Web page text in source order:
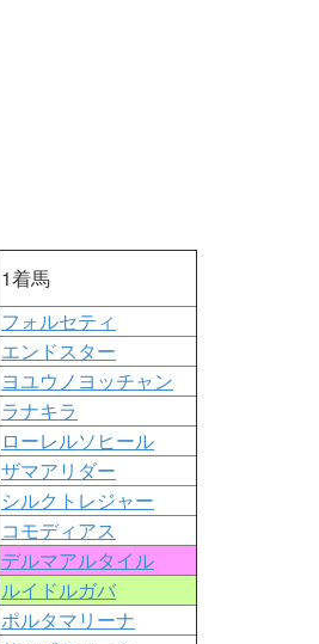
1着馬
フォルセティ
エンドスター
ヨユウノヨッチャン
ラナキラ
ローレルソヒール
ザマアリダー
シルクトレジャー
コモディアス
デルマアルタイル
ルイドルガバ
ポルタマリーナ